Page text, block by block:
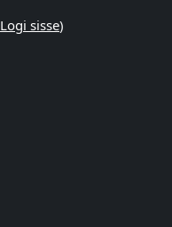
Logi sisse)